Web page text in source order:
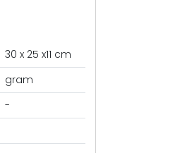
30 x 25 x11 cm
gram
-